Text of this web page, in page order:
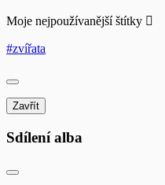
Moje nejpoužívanější štítky
#zvířata
Zavřít
Sdílení alba